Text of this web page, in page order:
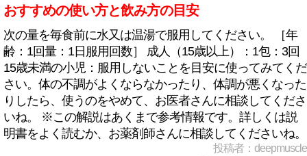
おすすめの使い方と飲み方の目安
次の量を毎食前に水又は温湯で服用してください。 ［年
齢：1回量：1日服用回数］ 成人（15歳以上）：1包：3回
15歳未満の小児：服用しないことを目安に使ってみてくだ
さい。体の不調がよくならなかったり、体調が悪くなった
りしたら、使うのをやめて、お医者さんに相談してくださ
いね。 ※この解説はあくまで参考情報です。詳しくは説
明書をよく読むか、お薬剤師さんに相談してくださいね。
投稿者：deepmuscle